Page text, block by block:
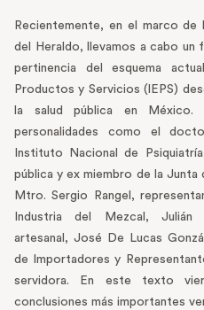
Recientemente, en el marco
del Heraldo, llevamos a cabo un
pertinencia del esquema
Productos y Servicios (IEPS)
la salud pública en México.
personalidades como el
Instituto Nacional de
pública y ex miembro de la
Mtro. Sergio Rangel,
Industria del Mezcal, Julián
artesanal, José De Lucas
de Importadores y
servidora. En este texto
conclusiones más importantes